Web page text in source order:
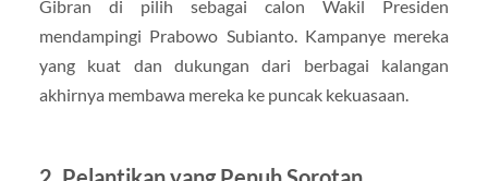
Gibran di pilih sebagai calon Wakil Presiden
mendampingi Prabowo Subianto. Kampanye mereka
yang kuat dan dukungan dari berbagai kalangan
akhirnya membawa mereka ke puncak kekuasaan.